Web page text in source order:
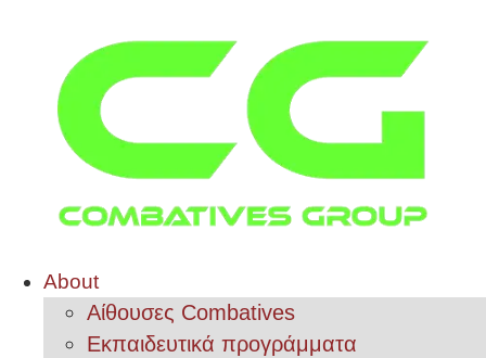
About
Αίθουσες Combatives
Εκπαιδευτικά προγράμματα